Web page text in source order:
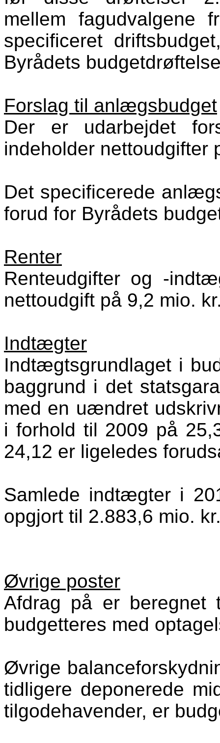
mellem fagudvalgene
specificeret
Byrådets
Forslag til anlægsbudget
Der er udarbejdet
indeholder nettoudgifter
Det specificerede
forud for Byrådets
Renter
Renteudgifter og -
nettoudgift på 9,2 mio.
Indtægter
Indtægtsgrundlaget i
baggrund i det
med en uændret
i forhold til 2009 på
24,12 er ligeledes
Samlede indtægter i
opgjort til 2.883,6 mio.
Øvrige poster
Afdrag på er beregnet
budgetteres med
Øvrige
tidligere deponerede
tilgodehavender, er